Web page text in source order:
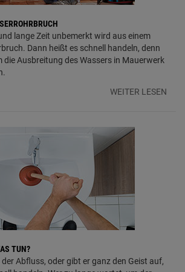
lange Zeit unbemerkt wird aus einem
Dann heißt es schnell handeln, denn
die Ausbreitung des Wassers in Mauerwerk
WEITER LESEN
TUN?
Abfluss, oder gibt er ganz den Geist auf,